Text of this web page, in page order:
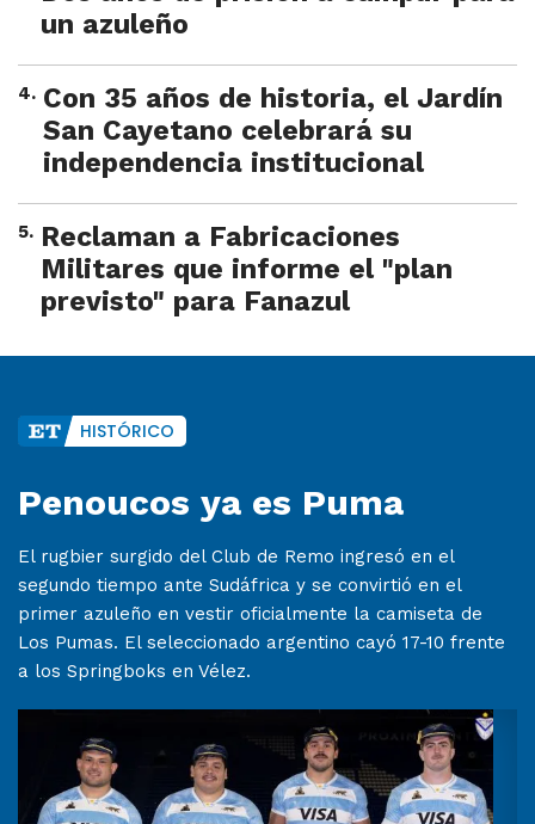
un azuleño
4. Con 35 años de historia, el Jardín
San Cayetano celebrará su
independencia institucional
5. Reclaman a Fabricaciones
Militares que informe el "plan
previsto" para Fanazul
HISTÓRICO
Penoucos ya es Puma
El rugbier surgido del Club de Remo ingresó en el
segundo tiempo ante Sudáfrica y se convirtió en el
primer azuleño en vestir oficialmente la camiseta de
Los Pumas. El seleccionado argentino cayó 17-10 frente
a los Springboks en Vélez.